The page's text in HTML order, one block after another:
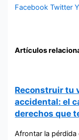
Facebook Twitter
Artículos
Reconstruir tu
accidental: el
derechos que
Afrontar la